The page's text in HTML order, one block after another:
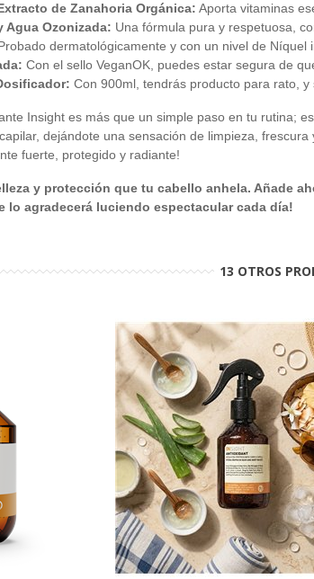
de Zanahoria Orgánica: Aporta vitaminas
Agua Ozonizada: Una fórmula pura y respetuosa,
dermatológicamente y con un nivel de
Con el sello VeganOK, puedes estar segura de
Con 900ml, tendrás producto para rato,
Insight es más que un simple paso en tu rutina;
dejándote una sensación de limpieza,
fuerte, protegido y radiante!
y protección que tu cabello anhela. Añade
lo agradecerá luciendo espectacular cada día!
13 OTROS